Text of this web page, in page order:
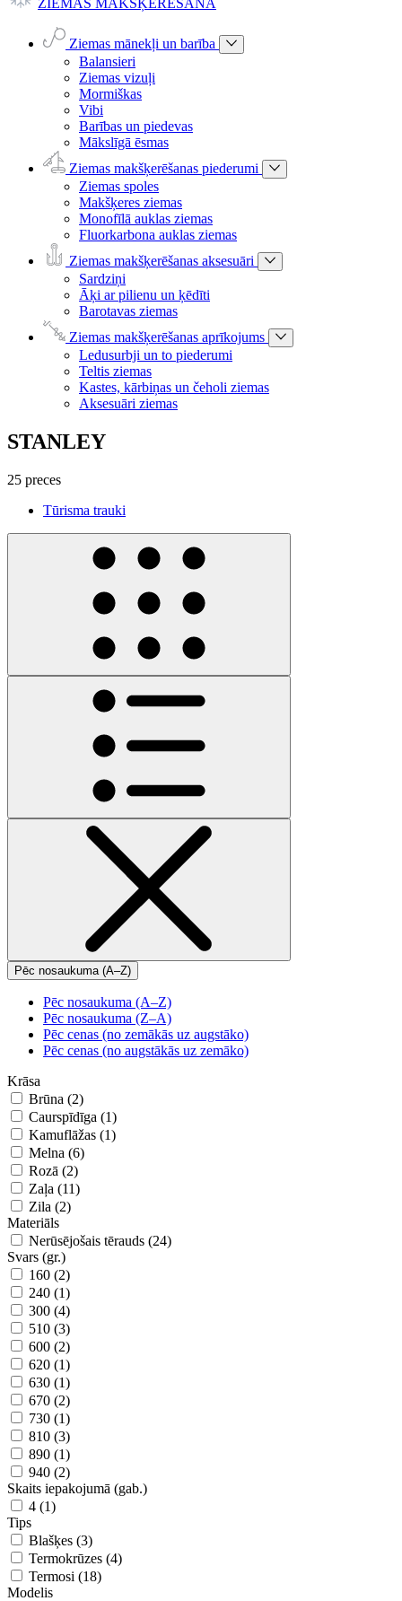
ZIEMAS MAKŠĶERĒŠANA
Ziemas mānekļi un barība
Balansieri
Ziemas vizuļi
Mormiškas
Vibi
Barības un piedevas
Mākslīgā ēsmas
Ziemas makšķerēšanas piederumi
Ziemas spoles
Makšķeres ziemas
Monofīlā auklas ziemas
Fluorkarbona auklas ziemas
Ziemas makšķerēšanas aksesuāri
Sardziņi
Āķi ar pilienu un ķēdīti
Barotavas ziemas
Ziemas makšķerēšanas aprīkojums
Ledusurbji un to piederumi
Teltis ziemas
Kastes, kārbiņas un čeholi ziemas
Aksesuāri ziemas
STANLEY
25 preces
Tūrisma trauki
Pēc nosaukuma (A–Z)
Pēc nosaukuma (A–Z)
Pēc nosaukuma (Z–A)
Pēc cenas (no zemākās uz augstāko)
Pēc cenas (no augstākās uz zemāko)
Krāsa
Brūna (2)
Caurspīdīga (1)
Kamuflāžas (1)
Melna (6)
Rozā (2)
Zaļa (11)
Zila (2)
Materiāls
Nerūsējošais tērauds (24)
Svars (gr.)
160 (2)
240 (1)
300 (4)
510 (3)
600 (2)
620 (1)
630 (1)
670 (2)
730 (1)
810 (3)
890 (1)
940 (2)
Skaits iepakojumā (gab.)
4 (1)
Tips
Blašķes (3)
Termokrūzes (4)
Termosi (18)
Modelis